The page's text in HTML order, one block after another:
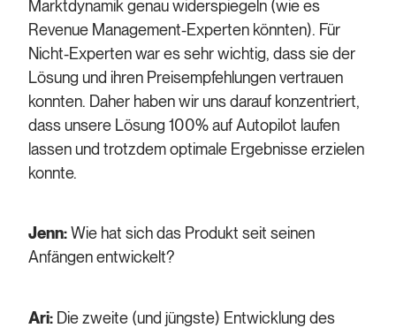
Marktdynamik genau widerspiegeln (wie es
Revenue Management-Experten könnten). Für
Nicht-Experten war es sehr wichtig, dass sie der
Lösung und ihren Preisempfehlungen vertrauen
konnten. Daher haben wir uns darauf konzentriert,
dass unsere Lösung 100% auf Autopilot laufen
lassen und trotzdem optimale Ergebnisse erzielen
konnte.
Jenn:Wie hat sich das Produkt seit seinen
Anfängen entwickelt?
Ari: Die zweite (und jüngste) Entwicklung des